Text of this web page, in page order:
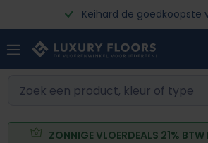
Ga naar de hoofdinhoud
Keihard de goedkoopste
ZONNIGE VLOERDEALS 21%